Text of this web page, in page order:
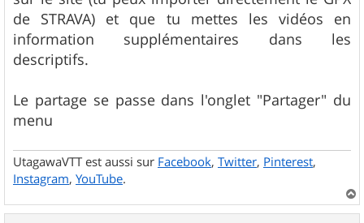
g
e
de STRAVA) et que tu mettes les vidéos en
information supplémentaires dans les
descriptifs.
Le partage se passe dans l'onglet "Partager" du
menu
UtagawaVTT est aussi sur Facebook, Twitter, Pinterest,
Instagram, YouTube.
a